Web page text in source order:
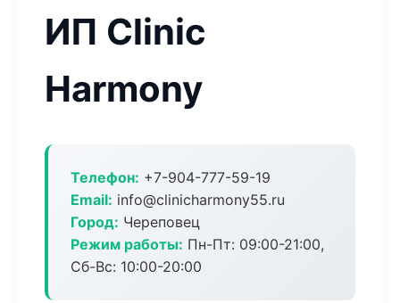
ИП Clinic
Harmony
Телефон: +7-904-777-59-19
Email: info@clinicharmony55.ru
Город: Череповец
Режим работы: Пн-Пт: 09:00-21:00,
Сб-Вс: 10:00-20:00